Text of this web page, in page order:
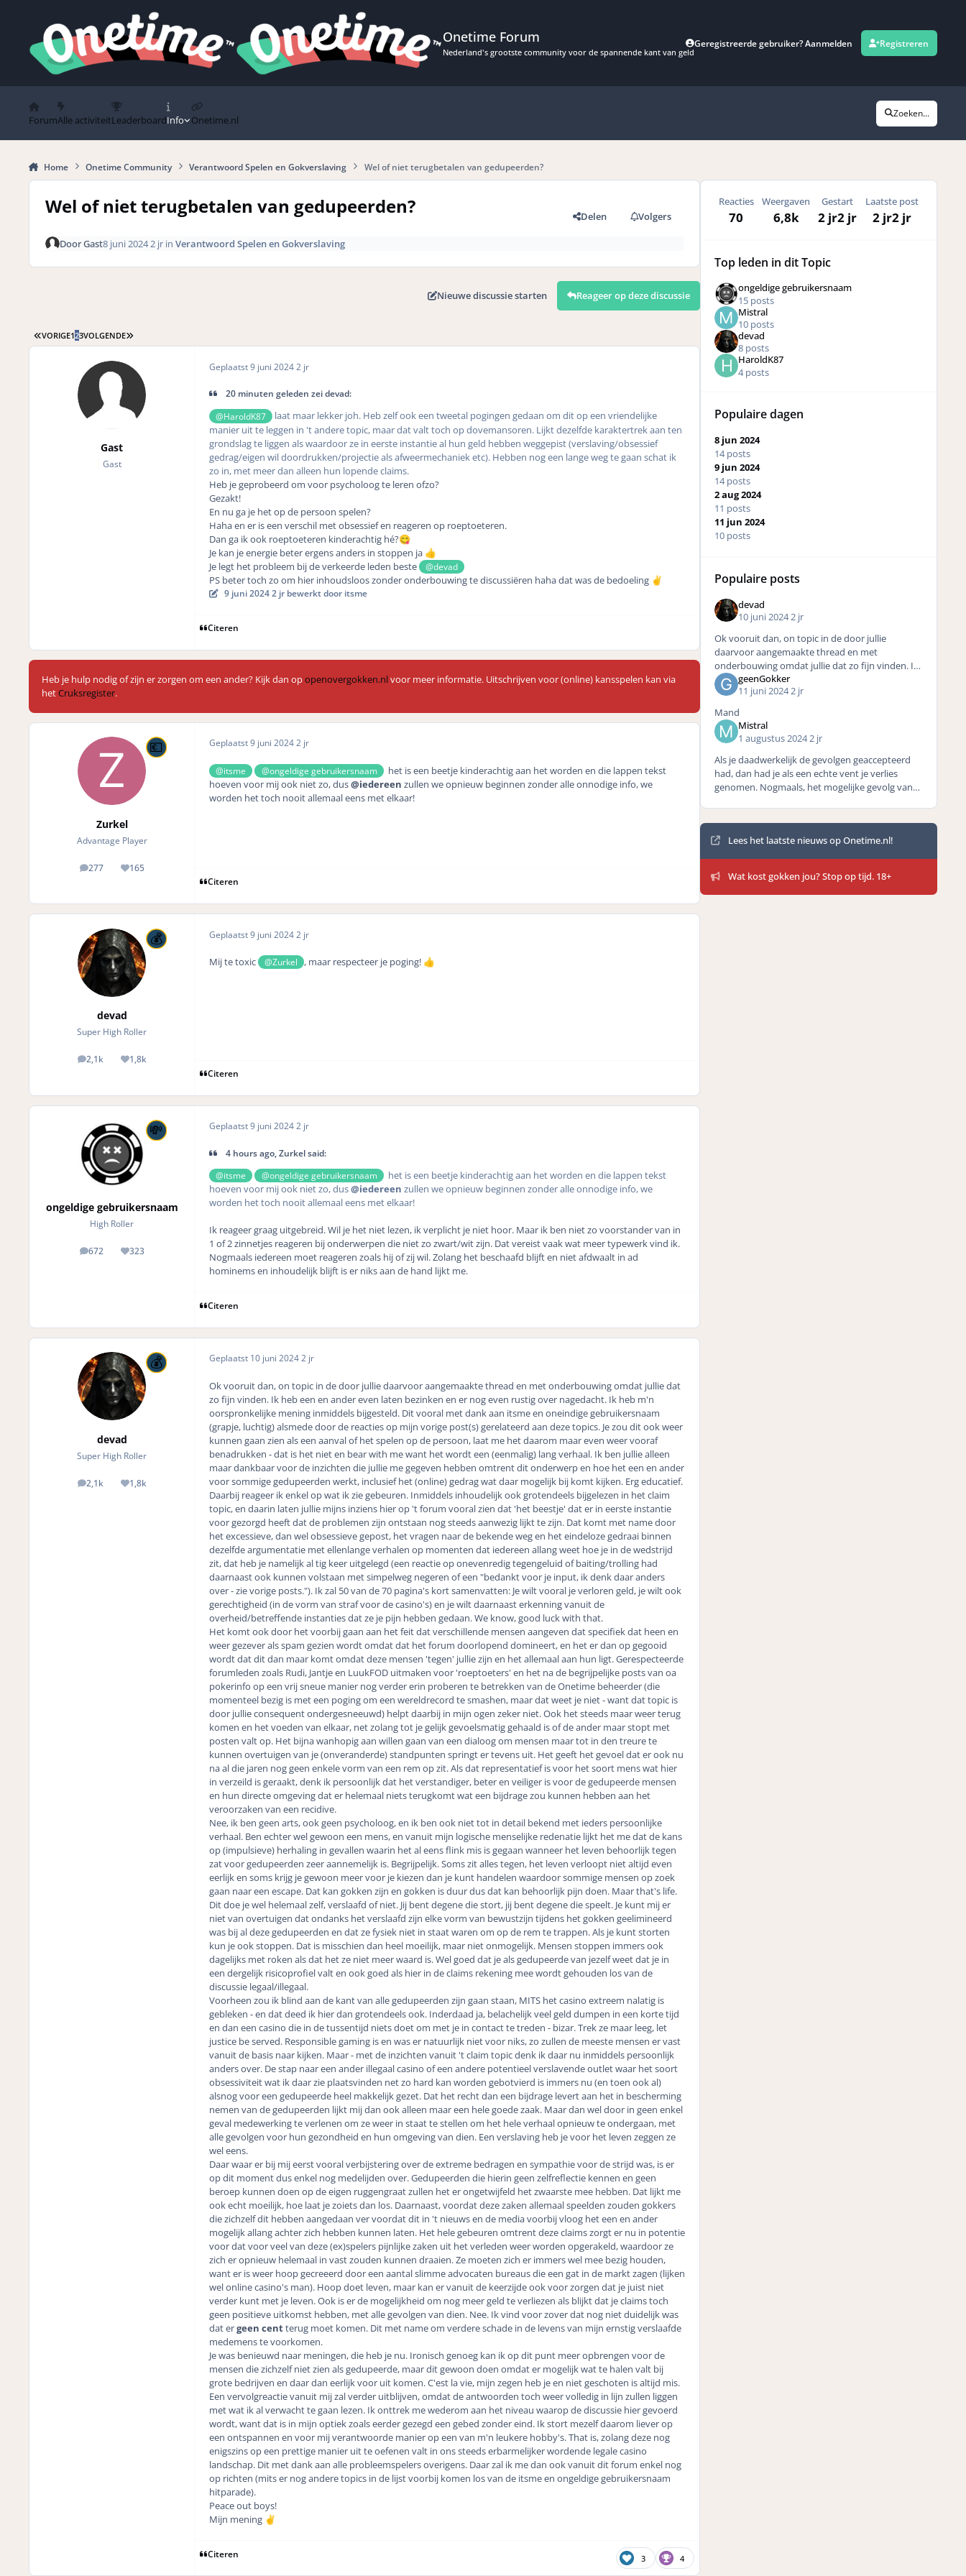
Onetime Forum
Nederland's grootste community voor de spannende kant van geld
Geregistreerde gebruiker? Aanmelden Registreren
ForumAlle activiteitLeaderboardInfo Onetime.nl
Zoeken...
Home Onetime Community Verantwoord Spelen en Gokverslaving Wel of niet terugbetalen van gedupeerden?
Wel of niet terugbetalen van gedupeerden? Delen Volgers
DoorGast8 juni 20242 jrin Verantwoord Spelen en Gokverslaving
Nieuwe discussie starten Reageer op deze discussie
EERSTE PAGINA
VORIGE123VOLGENDE LAATSTE PAGINA
Gast
Gast
Geplaatst9 juni 20242 jr
20 minuten geleden zei devad:
@HaroldK87
laat maar lekker joh. Heb zelf ook een tweetal pogingen gedaan om dit op een vriendelijke
manier uit te leggen in 't andere topic, maar dat valt toch op dovemansoren. Lijkt dezelfde karaktertrek aan ten
grondslag te liggen als waardoor ze in eerste instantie al hun geld hebben weggepist (verslaving/obsessief
gedrag/eigen wil doordrukken/projectie als afweermechaniek etc). Hebben nog een lange weg te gaan schat ik
zo in, met meer dan alleen hun lopende claims.
Heb je geprobeerd om voor psycholoog te leren ofzo?
Gezakt!
En nu ga je het op de persoon spelen?
Haha en er is een verschil met obsessief en reageren op roeptoeteren.
Dan ga ik ook roeptoeteren kinderachtig hé?😋
Je kan je energie beter ergens anders in stoppen ja 👍
Je legt het probleem bij de verkeerde leden beste @devad
PS beter toch zo om hier inhoudsloos zonder onderbouwing te discussiëren haha dat was de bedoeling ✌️
9 juni 20242 jrbewerkt door itsme
Citeren
Heb je hulp nodig of zijn er zorgen om een ander? Kijk dan opopenovergokken.nlvoor meer informatie. Uitschrijven voor (online) kansspelen kan via
hetCruksregister.
Zurkel
Advantage Player
277
posts 165
Reputation
Geplaatst9 juni 20242 jr
@itsme @ongeldige gebruikersnaam het is een beetje kinderachtig aan het worden en die lappen tekst
hoeven voor mij ook niet zo, dus@iedereen zullen we opnieuw beginnen zonder alle onnodige info, we
worden het toch nooit allemaal eens met elkaar!
Citeren
devad
Super High Roller
2,1k
posts 1,8k
Reputation
Geplaatst9 juni 20242 jr
Mij te toxic @Zurkel , maar respecteer je poging! 👍
Citeren
ongeldige gebruikersnaam
High Roller
672
posts 323
Reputation
Geplaatst9 juni 20242 jr
4 hours ago, Zurkel said:
@itsme @ongeldige gebruikersnaam het is een beetje kinderachtig aan het worden en die lappen tekst
hoeven voor mij ook niet zo, dus@iedereen zullen we opnieuw beginnen zonder alle onnodige info, we
worden het toch nooit allemaal eens met elkaar!
Ik reageer graag uitgebreid. Wil je het niet lezen, ik verplicht je niet hoor. Maar ik ben niet zo voorstander van in
1 of 2 zinnetjes reageren bij onderwerpen die niet zo zwart/wit zijn. Dat vereist vaak wat meer typewerk vind ik.
Nogmaals iedereen moet reageren zoals hij of zij wil. Zolang het beschaafd blijft en niet afdwaalt in ad
hominems en inhoudelijk blijft is er niks aan de hand lijkt me.
Citeren
devad
Super High Roller
2,1k
posts 1,8k
Reputation
Geplaatst 10 juni 20242 jr
Ok vooruit dan, on topic in de door jullie daarvoor aangemaakte thread en met onderbouwing omdat jullie dat
zo fijn vinden. Ik heb een en ander even laten bezinken en er nog even rustig over nagedacht. Ik heb m'n
oorspronkelijke mening inmiddels bijgesteld. Dit vooral met dank aan itsme en oneindige gebruikersnaam
(grapje, luchtig) alsmede door de reacties op mijn vorige post(s) gerelateerd aan deze topics. Je zou dit ook weer
kunnen gaan zien als een aanval of het spelen op de persoon, laat me het daarom maar even weer vooraf
benadrukken - dat is het niet en bear with me want het wordt een (eenmalig) lang verhaal. Ik ben jullie alleen
maar dankbaar voor de inzichten die jullie me gegeven hebben omtrent dit onderwerp en hoe het een en ander
voor sommige gedupeerden werkt, inclusief het (online) gedrag wat daar mogelijk bij komt kijken. Erg educatief.
Daarbij reageer ik enkel op wat ik zie gebeuren. Inmiddels inhoudelijk ook grotendeels bijgelezen in het claim
topic, en daarin laten jullie mijns inziens hier op 't forum vooral zien dat 'het beestje' dat er in eerste instantie
voor gezorgd heeft dat de problemen zijn ontstaan nog steeds aanwezig lijkt te zijn. Dat komt met name door
het excessieve, dan wel obsessieve gepost, het vragen naar de bekende weg en het eindeloze gedraai binnen
dezelfde argumentatie met ellenlange verhalen op momenten dat iedereen allang weet hoe je in de wedstrijd
zit, dat heb je namelijk al tig keer uitgelegd (een reactie op onevenredig tegengeluid of baiting/trolling had
daarnaast ook kunnen volstaan met simpelweg negeren of een "bedankt voor je input, ik denk daar anders
over - zie vorige posts."). Ik zal 50 van de 70 pagina's kort samenvatten: Je wilt vooral je verloren geld, je wilt ook
gerechtigheid (in de vorm van straf voor de casino's) en je wilt daarnaast erkenning vanuit de
overheid/betreffende instanties dat ze je pijn hebben gedaan. We know, good luck with that.
Het komt ook door het voorbij gaan aan het feit dat verschillende mensen aangeven dat specifiek dat heen en
weer gezever als spam gezien wordt omdat dat het forum doorlopend domineert, en het er dan op gegooid
wordt dat dit dan maar komt omdat deze mensen 'tegen' jullie zijn en het allemaal aan hun ligt. Gerespecteerde
forumleden zoals Rudi, Jantje en LuukFOD uitmaken voor 'roeptoeters' en het na de begrijpelijke posts van oa
pokerinfo op een vrij sneue manier nog verder erin proberen te betrekken van de Onetime beheerder (die
momenteel bezig is met een poging om een wereldrecord te smashen, maar dat weet je niet - want dat topic is
door jullie consequent ondergesneeuwd) helpt daarbij in mijn ogen zeker niet. Ook het steeds maar weer terug
komen en het voeden van elkaar, net zolang tot je gelijk gevoelsmatig gehaald is of de ander maar stopt met
posten valt op. Het bijna wanhopig aan willen gaan van een dialoog om mensen maar tot in den treure te
kunnen overtuigen van je (onveranderde) standpunten springt er tevens uit. Het geeft het gevoel dat er ook nu
na al die jaren nog geen enkele vorm van een rem op zit. Als dat representatief is voor het soort mens wat hier
in verzeild is geraakt, denk ik persoonlijk dat het verstandiger, beter en veiliger is voor de gedupeerde mensen
en hun directe omgeving dat er helemaal niets terugkomt wat een bijdrage zou kunnen hebben aan het
veroorzaken van een recidive.
Nee, ik ben geen arts, ook geen psycholoog, en ik ben ook niet tot in detail bekend met ieders persoonlijke
verhaal. Ben echter wel gewoon een mens, en vanuit mijn logische menselijke redenatie lijkt het me dat de kans
op (impulsieve) herhaling in gevallen waarin het al eens flink mis is gegaan wanneer het leven behoorlijk tegen
zat voor gedupeerden zeer aannemelijk is. Begrijpelijk. Soms zit alles tegen, het leven verloopt niet altijd even
eerlijk en soms krijg je gewoon meer voor je kiezen dan je kunt handelen waardoor sommige mensen op zoek
gaan naar een escape. Dat kan gokken zijn en gokken is duur dus dat kan behoorlijk pijn doen. Maar that's life.
Dit doe je wel helemaal zelf, verslaafd of niet. Jij bent degene die stort, jij bent degene die speelt. Je kunt mij er
niet van overtuigen dat ondanks het verslaafd zijn elke vorm van bewustzijn tijdens het gokken geelimineerd
was bij al deze gedupeerden en dat ze fysiek niet in staat waren om op de rem te trappen. Als je kunt storten
kun je ook stoppen. Dat is misschien dan heel moeilijk, maar niet onmogelijk. Mensen stoppen immers ook
dagelijks met roken als dat het ze niet meer waard is. Wel goed dat je als gedupeerde van jezelf weet dat je in
een dergelijk risicoprofiel valt en ook goed als hier in de claims rekening mee wordt gehouden los van de
discussie legaal/illegaal.
Voorheen zou ik blind aan de kant van alle gedupeerden zijn gaan staan, MITS het casino extreem nalatig is
gebleken - en dat deed ik hier dan grotendeels ook. Inderdaad ja, belachelijk veel geld dumpen in een korte tijd
en dan een casino die in de tussentijd niets doet om met je in contact te treden - bizar. Trek ze maar leeg, let
justice be served. Responsible gaming is en was er natuurlijk niet voor niks, zo zullen de meeste mensen er vast
vanuit de basis naar kijken. Maar - met de inzichten vanuit 't claim topic denk ik daar nu inmiddels persoonlijk
anders over. De stap naar een ander illegaal casino of een andere potentieel verslavende outlet waar het soort
obsessiviteit wat ik daar zie plaatsvinden net zo hard kan worden gebotvierd is immers nu (en toen ook al)
alsnog voor een gedupeerde heel makkelijk gezet. Dat het recht dan een bijdrage levert aan het in bescherming
nemen van de gedupeerden lijkt mij dan ook alleen maar een hele goede zaak. Maar dan wel door in geen enkel
geval medewerking te verlenen om ze weer in staat te stellen om het hele verhaal opnieuw te ondergaan, met
alle gevolgen voor hun gezondheid en hun omgeving van dien. Een verslaving heb je voor het leven zeggen ze
wel eens.
Daar waar er bij mij eerst vooral verbijstering over de extreme bedragen en sympathie voor de strijd was, is er
op dit moment dus enkel nog medelijden over. Gedupeerden die hierin geen zelfreflectie kennen en geen
beroep kunnen doen op de eigen ruggengraat zullen het er ongetwijfeld het zwaarste mee hebben. Dat lijkt me
ook echt moeilijk, hoe laat je zoiets dan los. Daarnaast, voordat deze zaken allemaal speelden zouden gokkers
die zichzelf dit hebben aangedaan ver voordat dit in 't nieuws en de media voorbij vloog het een en ander
mogelijk allang achter zich hebben kunnen laten. Het hele gebeuren omtrent deze claims zorgt er nu in potentie
voor dat voor veel van deze (ex)spelers pijnlijke zaken uit het verleden weer worden opgerakeld, waardoor ze
zich er opnieuw helemaal in vast zouden kunnen draaien. Ze moeten zich er immers wel mee bezig houden,
want er is weer hoop gecreeerd door een aantal slimme advocaten bureaus die een gat in de markt zagen (lijken
wel online casino's man). Hoop doet leven, maar kan er vanuit de keerzijde ook voor zorgen dat je juist niet
verder kunt met je leven. Ook is er de mogelijkheid om nog meer geld te verliezen als blijkt dat je claims toch
geen positieve uitkomst hebben, met alle gevolgen van dien. Nee. Ik vind voor zover dat nog niet duidelijk was
dat ergeen centterug moet komen. Dit met name om verdere schade in de levens van mijn ernstig verslaafde
medemens te voorkomen.
Je was benieuwd naar meningen, die heb je nu. Ironisch genoeg kan ik op dit punt meer opbrengen voor de
mensen die zichzelf niet zien als gedupeerde, maar dit gewoon doen omdat er mogelijk wat te halen valt bij
grote bedrijven en daar dan eerlijk voor uit komen. C'est la vie, mijn zegen heb je en niet geschoten is altijd mis.
Een vervolgreactie vanuit mij zal verder uitblijven, omdat de antwoorden toch weer volledig in lijn zullen liggen
met wat ik al verwacht te gaan lezen. Ik onttrek me wederom aan het niveau waarop de discussie hier gevoerd
wordt, want dat is in mijn optiek zoals eerder gezegd een gebed zonder eind. Ik stort mezelf daarom liever op
een ontspannen en voor mij verantwoorde manier op een van m'n leukere hobby's. That is, zolang deze nog
enigszins op een prettige manier uit te oefenen valt in ons steeds erbarmelijker wordende legale casino
landschap. Dit met dank aan alle probleemspelers overigens. Daar zal ik me dan ook vanuit dit forum enkel nog
op richten (mits er nog andere topics in de lijst voorbij komen los van de itsme en ongeldige gebruikersnaam
hitparade).
Peace out boys!
Mijn mening ✌️
Citeren 3 4
Reacties
70
Weergaven
6,8k
Gestart
2 jr2 jr
Laatste post
2 jr2 jr
Top leden in dit Topic
ongeldige gebruikersnaam
15 posts
Mistral
10 posts
devad
8 posts
HaroldK87
4 posts
Populaire dagen
8 jun 2024
14 posts
9 jun 2024
14 posts
2 aug 2024
11 posts
11 jun 2024
10 posts
Populaire posts
devad
10 juni 20242 jr
Ok vooruit dan, on topic in de door jullie
daarvoor aangemaakte thread en met
onderbouwing omdat jullie dat zo fijn vinden. Ik
heb een en ander even laten bezinken en er nog
even rustig over nagedacht
geenGokker
11 juni 20242 jr
Mand
Mistral
1 augustus 20242 jr
Als je daadwerkelijk de gevolgen geaccepteerd
had, dan had je als een echte vent je verlies
genomen. Nogmaals, het mogelijke gevolg van
Mededelingen
Lees het laatste nieuws op Onetime.nl!
Wat kost gokken jou? Stop op tijd. 18+